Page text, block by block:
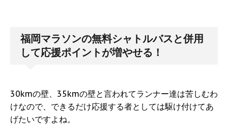
福岡マラソンの無料シャトルバスと併用
して応援ポイントが増やせる！
30kmの壁、35kmの壁と言われてランナー達は苦しむわ
けなので、できるだけ応援する者としては駆け付けてあ
げたいですよね。